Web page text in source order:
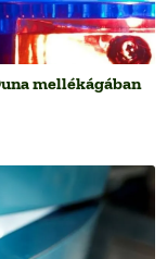
mellékágában